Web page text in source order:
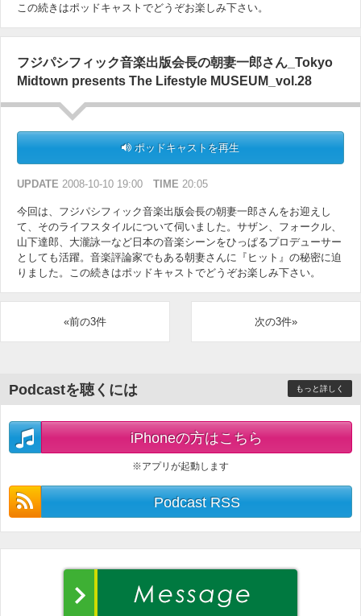
この続きはポッドキャストでどうぞお楽しみ下さい。
フジパシフィック音楽出版会長の朝妻一郎さん_Tokyo
Midtown presents The Lifestyle MUSEUM_vol.28
ポッドキャストを再生
UPDATE 2008-10-10 19:00 TIME 20:05
今回は、フジパシフィック音楽出版会長の朝妻一郎さんをお迎えし
て、そのライフスタイルについて伺いました。サザン、フォークル、
山下達郎、大瀧詠一など日本の音楽シーンをひっぱるプロデューサー
としても活躍。音楽評論家でもある朝妻さんに『ヒット』の秘密に迫
りました。この続きはポッドキャストでどうぞお楽しみ下さい。
«前の3件 次の3件»
Podcastを聴くには もっと詳しく
iPhoneの方はこちら
※アプリが起動します
Podcast RSS